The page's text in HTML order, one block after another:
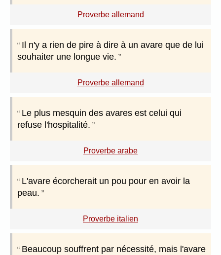
Proverbe allemand
Il n'y a rien de pire à dire à un avare que de lui
souhaiter une longue vie.
Proverbe allemand
Le plus mesquin des avares est celui qui
refuse l'hospitalité.
Proverbe arabe
L'avare écorcherait un pou pour en avoir la
peau.
Proverbe italien
Beaucoup souffrent par nécessité, mais l'avare